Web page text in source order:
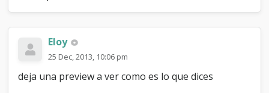
Eloy
25 Dec, 2013, 10:06 pm
deja una preview a ver como es lo que dices